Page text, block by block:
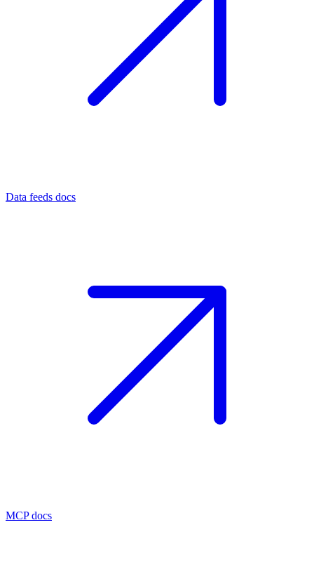
Data feeds docs
MCP docs